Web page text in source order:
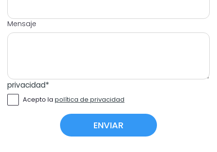
Mensaje
privacidad*
Acepto la política de privacidad